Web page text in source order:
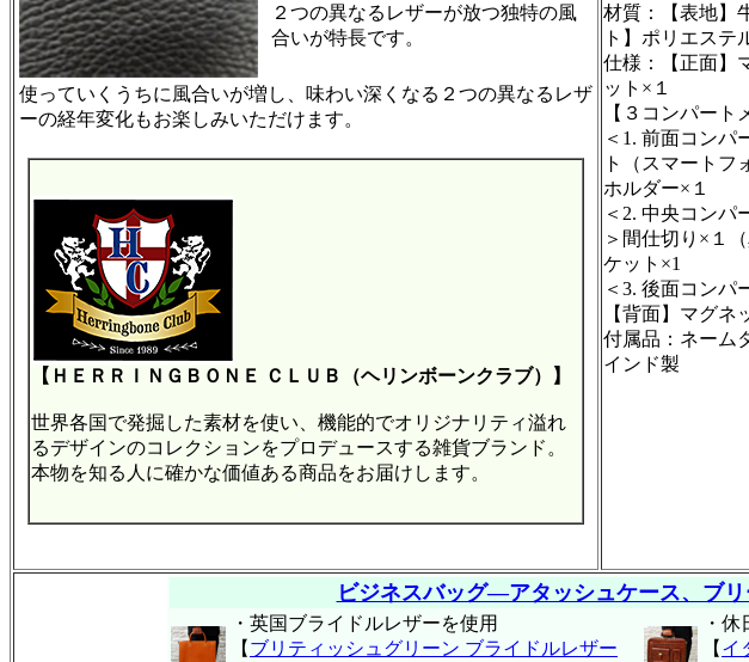
２つの異なるレザーが放つ独特の風
合いが特長です。
使っていくうちに風合いが増し、味わい深くなる２つの異なるレザ
ーの経年変化もお楽しみいただけます。
【ＨＥＲＲＩＮＧＢＯＮＥ ＣＬＵＢ（ヘリンボーンクラブ）】
世界各国で発掘した素材を使い、機能的でオリジナリティ溢れ
るデザインのコレクションをプロデュースする雑貨ブランド。
本物を知る人に確かな価値ある商品をお届けします。
材質：【表地
ト】ポリエステ
仕様：【正面】
ット×１
【３コンパート
＜1. 前面コンパ
ト（スマートフ
ホルダー×１
＜2. 中央コンパ
＞間仕切り×１
ケット×1
＜3. 後面コンパ
【背面】マグネ
付属品：ネーム
インド製
ビジネスバッグ―アタッシュケース、ブ
・英国ブライドルレザーを使用
【 ブリティッシュグリーン ブライドルレザー
・
【 イ